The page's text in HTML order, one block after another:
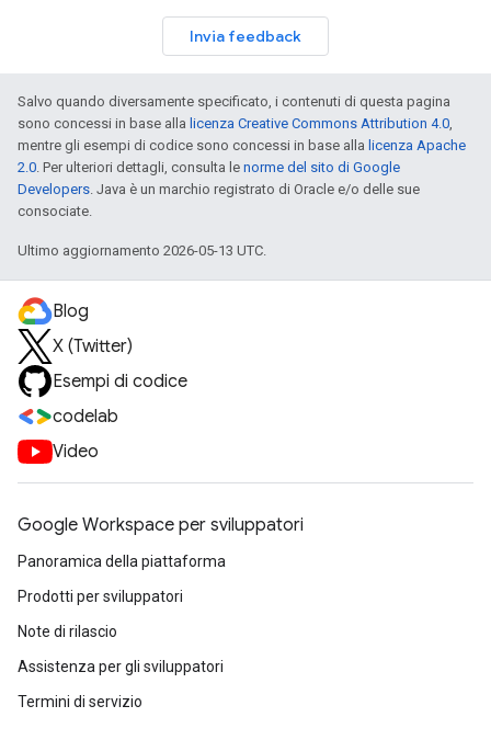
Invia feedback
Salvo quando diversamente specificato, i contenuti di questa pagina
sono concessi in base alla licenza Creative Commons Attribution 4.0,
mentre gli esempi di codice sono concessi in base alla licenza Apache
2.0. Per ulteriori dettagli, consulta le norme del sito di Google
Developers. Java è un marchio registrato di Oracle e/o delle sue
consociate.
Ultimo aggiornamento 2026-05-13 UTC.
Blog
X (Twitter)
Esempi di codice
codelab
Video
Google Workspace per sviluppatori
Panoramica della piattaforma
Prodotti per sviluppatori
Note di rilascio
Assistenza per gli sviluppatori
Termini di servizio